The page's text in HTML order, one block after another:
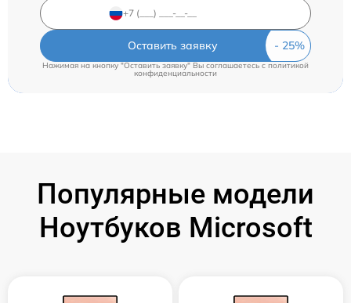
Оставить заявку
Нажимая на кнопку "Оставить заявку" Вы соглашаетесь cполитикой
конфиденциальности
Популярные модели
Ноутбуков Microsoft